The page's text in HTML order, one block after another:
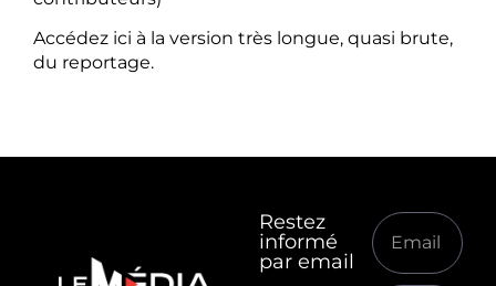
Accédez ici à la version très longue, quasi brute,
du reportage.
Restez
informé
par email